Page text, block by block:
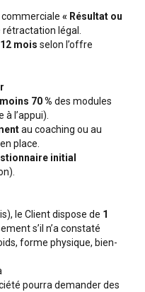
commerciale « Résultat ou
légal.
mois selon l’offre
70 % des modules
l’appui).
au coaching ou au
place.
initial
le Client dispose de 1
s’il n’a constaté
forme physique, bien-
pourra demander des